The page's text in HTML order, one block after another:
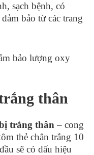
sạch bệnh, có
bảo từ các trang
bảo lượng oxy
thân
trắng thân – cong
thẻ chân trắng 10
sẽ có dấu hiệu